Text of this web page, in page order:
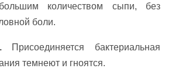
количеством сыпи, без
боли.
Присоединяется бактериальная
темнеют и гноятся.